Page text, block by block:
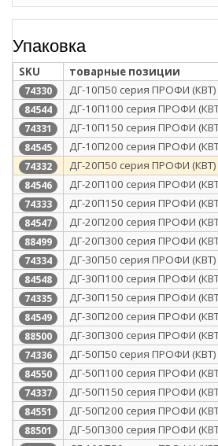
Упаковка
SKU товарные позиции
74330 ДГ-10П50 серия ПРОФИ (КВТ)
84544 ДГ-10П100 серия ПРОФИ
74331 ДГ-10П150 серия ПРОФИ
84545 ДГ-10П200 серия ПРОФИ
74332 ДГ-20П50 серия ПРОФИ (КВТ)
84546 ДГ-20П100 серия ПРОФИ
74333 ДГ-20П150 серия ПРОФИ
84547 ДГ-20П200 серия ПРОФИ
88499 ДГ-20П300 серия ПРОФИ
74334 ДГ-30П50 серия ПРОФИ (КВТ)
84548 ДГ-30П100 серия ПРОФИ
74335 ДГ-30П150 серия ПРОФИ
84549 ДГ-30П200 серия ПРОФИ
88500 ДГ-30П300 серия ПРОФИ
74336 ДГ-50П50 серия ПРОФИ (КВТ)
84550 ДГ-50П100 серия ПРОФИ
74337 ДГ-50П150 серия ПРОФИ
84551 ДГ-50П200 серия ПРОФИ
88501 ДГ-50П300 серия ПРОФИ